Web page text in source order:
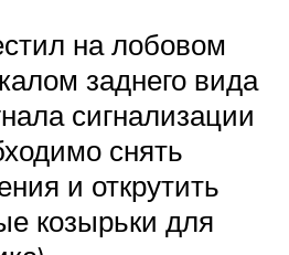
на лобовом
заднего вида
сигнализации
снять
и открутить
козырьки для